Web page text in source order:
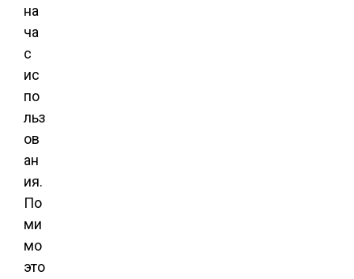
на
ча
с
ис
по
льз
ов
ан
ия.
По
ми
мо
это